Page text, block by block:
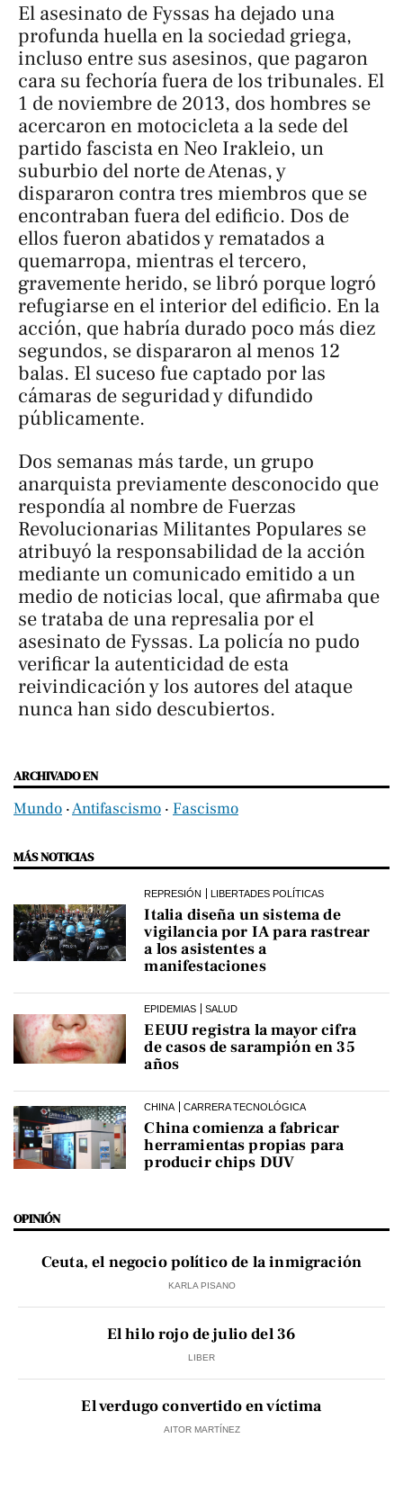
El asesinato de Fyssas ha dejado una
profunda huella en la sociedad griega,
incluso entre sus asesinos, que pagaron
cara su fechoría fuera de los tribunales. El
1 de noviembre de 2013, dos hombres se
acercaron en motocicleta a la sede del
partido fascista en Neo Irakleio, un
suburbio del norte de Atenas, y
dispararon contra tres miembros que se
encontraban fuera del edificio. Dos de
ellos fueron abatidos y rematados a
quemarropa, mientras el tercero,
gravemente herido, se libró porque logró
refugiarse en el interior del edificio. En la
acción, que habría durado poco más diez
segundos, se dispararon al menos 12
balas. El suceso fue captado por las
cámaras de seguridad y difundido
públicamente.
Dos semanas más tarde, un grupo
anarquista previamente desconocido que
respondía al nombre de Fuerzas
Revolucionarias Militantes Populares se
atribuyó la responsabilidad de la acción
mediante un comunicado emitido a un
medio de noticias local, que afirmaba que
se trataba de una represalia por el
asesinato de Fyssas. La policía no pudo
verificar la autenticidad de esta
reivindicación y los autores del ataque
nunca han sido descubiertos.
ARCHIVADO EN
Mundo ‧Antifascismo ‧ Fascismo
MÁS NOTICIAS
REPRESIÓN LIBERTADES POLÍTICAS
Italia diseña un sistema de
vigilancia por IA para rastrear
a los asistentes a
manifestaciones
EPIDEMIAS SALUD
EEUU registra la mayor cifra
de casos de sarampión en 35
años
CHINA CARRERA TECNOLÓGICA
China comienza a fabricar
herramientas propias para
producir chips DUV
OPINIÓN
Ceuta, el negocio político de la inmigración
KARLA PISANO
El hilo rojo de julio del 36
LIBER
El verdugo convertido en víctima
AITOR MARTÍNEZ